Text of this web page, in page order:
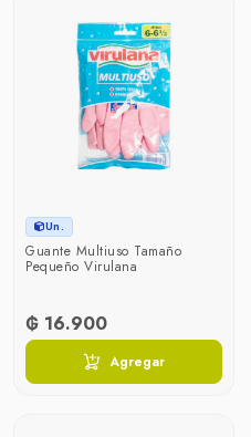
Un.
Guante Multiuso Tamaño
Pequeño Virulana
₲ 16.900
Agregar